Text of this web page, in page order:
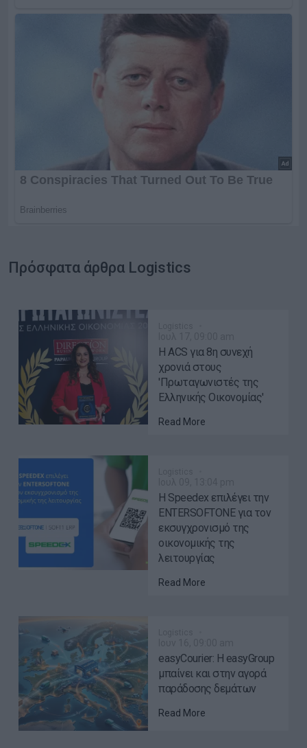
Πρόσφατα άρθρα Logistics
H ACS για 8η συνεχή
χρονιά στους
'Πρωταγωνιστές της
Ελληνικής Οικονομίας'
Read More
Η Speedex επιλέγει την
ENTERSOFTONE για τον
εκσυγχρονισμό της
οικονομικής της
λειτουργίας
Read More
easyCourier: Η easyGroup
μπαίνει και στην αγορά
παράδοσης δεμάτων
Read More